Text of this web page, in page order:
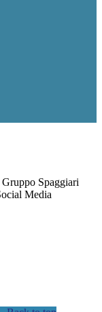
Spaggiari
Media